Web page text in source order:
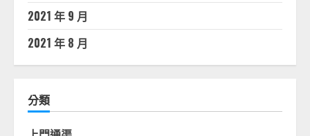
2021 年 9 月
2021 年 8 月
分類